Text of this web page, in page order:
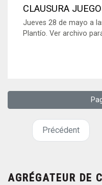
CLAUSURA
Jueves 28 de mayo a
Plantío. Ver archivo
Précédent
AGRÉGATEUR DE